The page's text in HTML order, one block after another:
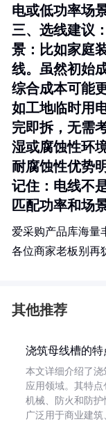
电或低功率场
三、选线建议
景 ：比如家庭
线。虽然初始
综合成本可能
如工地临时用
完即拆，无需
湿或腐蚀性环
耐腐蚀性优势
记住： 电线不
匹配功率和场
爱采购产品库海量
各位商家老板别再
其他推荐
浇筑母线槽的
本文详细介绍了浇
应用领域。其特点
机械、防火和防护
广泛用于商业建